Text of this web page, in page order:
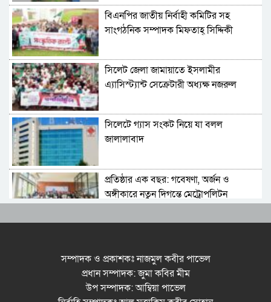
বিএনপির জাতীয় নির্বাহী কমিটির সহ
সাংগঠনিক সম্পাদক মিফতাহ্ সিদ্দিকী
সিলেট জেলা জামায়াতে ইসলামীর
এ্যাসিস্ট্যান্ট সেক্রেটারী অধ্যক্ষ নজরুল
সিলেটে গ্যাস সংকট নিয়ে যা বলল
জালালাবাদ
প্রতিষ্ঠার এক বছর: গবেষণা, অর্জন ও
অঙ্গীকারে নতুন দিগন্তে মেট্রোপলিটন
সিলেট মহানগর ছাত্রশিবিরের মিছিল সম্পন্ন
সম্পাদক ও প্রকাশকঃ নাজমুল কবীর পাভেল
প্রধান সম্পাদক: জুমা কবির মীম
উপ সম্পাদক: আম্বিয়া পাভেল